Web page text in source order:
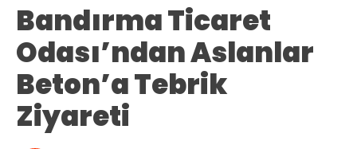
Bandırma Ticaret
Odası’ndan Aslanlar
Beton’a Tebrik
Ziyareti